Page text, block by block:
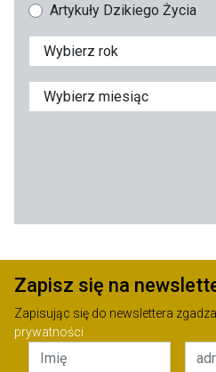
Artykuły Dzikiego Życia
Zapisz się na
Zapisując się do newslettera
prywatności